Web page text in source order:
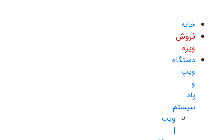
خانه
فروش
ویژه
دستگاه
ویپ
و
پاد
سیستم
ویپ
|